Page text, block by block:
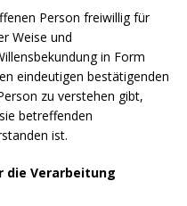
Person freiwillig für
Weise und
in Form
eindeutigen bestätigenden
zu verstehen gibt,
betreffenden
ist.
die Verarbeitung